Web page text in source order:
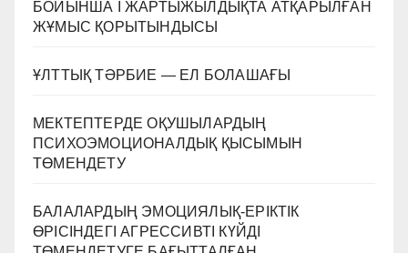
БОЙЫНША I ЖАРТЫЖЫЛДЫҚТА АТҚАРЫЛҒАН
ЖҰМЫС ҚОРЫТЫНДЫСЫ
ҰЛТТЫҚ ТӘРБИЕ — ЕЛ БОЛАШАҒЫ
МЕКТЕПТЕРДЕ ОҚУШЫЛАРДЫҢ
ПСИХОЭМОЦИОНАЛДЫҚ ҚЫСЫМЫН
ТӨМЕНДЕТУ
БАЛАЛАРДЫҢ ЭМОЦИЯЛЫҚ-ЕРІКТІК
ӨРІСІНДЕГІ АГРЕССИВТІ КҮЙДІ